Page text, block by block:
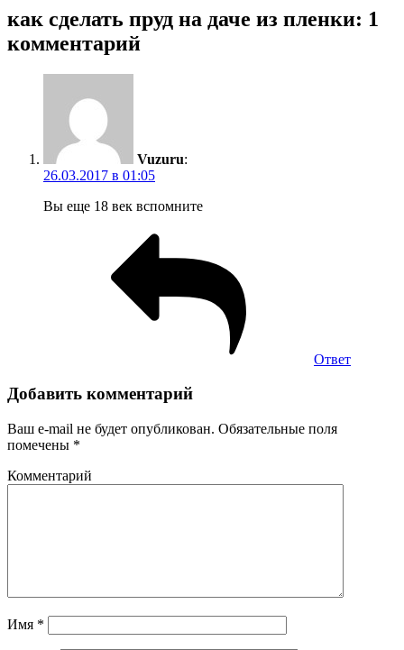
как сделать пруд на даче из пленки: 1
комментарий
Vuzuru:
26.03.2017 в 01:05
Вы еще 18 век вспомните
Ответ
Добавить комментарий
Ваш e-mail не будет опубликован. Обязательные поля
помечены *
Комментарий
Имя *